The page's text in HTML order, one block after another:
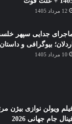
12 مرداد 1405
جدایی سپهر
اردلان؛ بیوگرافی و
10 مرداد 1405
ویولن نوازی بیژن
جام جهانی 2026